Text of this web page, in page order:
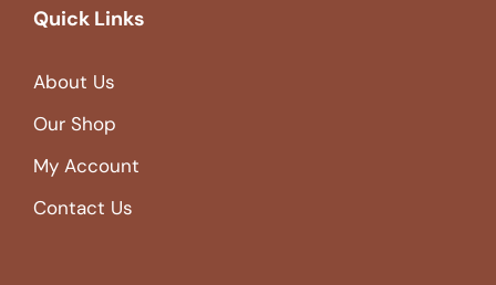
Quick Links
About Us
Our Shop
My Account
Contact Us